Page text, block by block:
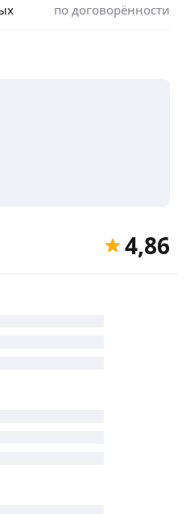
по договорённости
4,86